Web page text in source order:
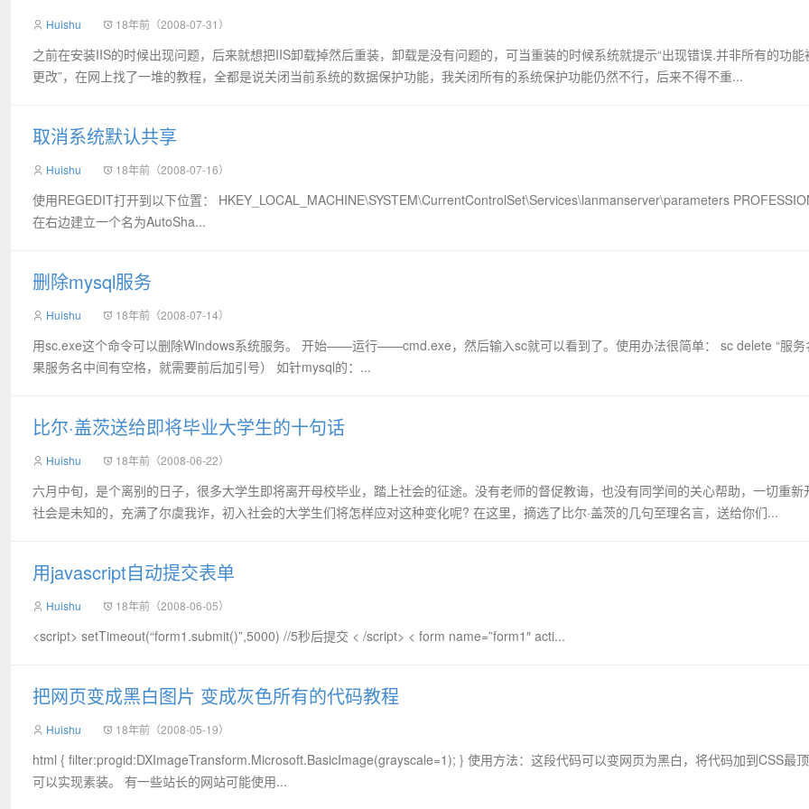
Huishu 18年前（2008-07-31）
之前在安装IIS的时候出现问题，后来就想把IIS卸载掉然后重装，卸载是没有问题的，可当重装的时候系统就提示“出现错误.并非所有的功能
更改”，在网上找了一堆的教程，全都是说关闭当前系统的数据保护功能，我关闭所有的系统保护功能仍然不行，后来不得不重...
取消系统默认共享
Huishu 18年前（2008-07-16）
使用REGEDIT打开到以下位置： HKEY_LOCAL_MACHINE\SYSTEM\CurrentControlSet\Services\lanmanserver\parameters
在右边建立一个名为AutoSha...
删除mysql服务
Huishu 18年前（2008-07-14）
用sc.exe这个命令可以删除Windows系统服务。 开始——运行——cmd.exe，然后输入sc就可以看到了。使用办法很简单： sc delete “服务
果服务名中间有空格，就需要前后加引号） 如针mysql的：...
比尔·盖茨送给即将毕业大学生的十句话
Huishu 18年前（2008-06-22）
六月中旬，是个离别的日子，很多大学生即将离开母校毕业，踏上社会的征途。没有老师的督促教诲，也没有同学间的关心帮助，一切重新
社会是未知的，充满了尔虞我诈，初入社会的大学生们将怎样应对这种变化呢? 在这里，摘选了比尔·盖茨的几句至理名言，送给你们...
用javascript自动提交表单
Huishu 18年前（2008-06-05）
<script> setTimeout(“form1.submit()”,5000) //5秒后提交 < /script> < form name=”form1″ acti...
把网页变成黑白图片 变成灰色所有的代码教程
Huishu 18年前（2008-05-19）
html { filter:progid:DXImageTransform.Microsoft.BasicImage(grayscale=1); } 使用方法：这段代码可以变网页为黑白，将代码加到CSS最
可以实现素装。 有一些站长的网站可能使用...